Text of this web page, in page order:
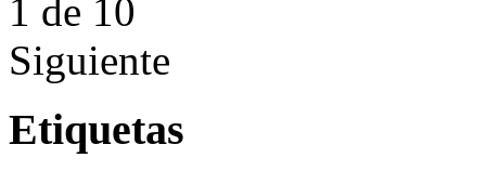
1 de 10
Siguiente
Etiquetas